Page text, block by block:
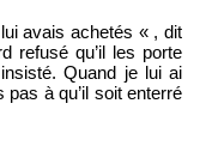
avais achetés « , dit
refusé qu’il les porte
Quand je lui ai
pas à qu’il soit enterré